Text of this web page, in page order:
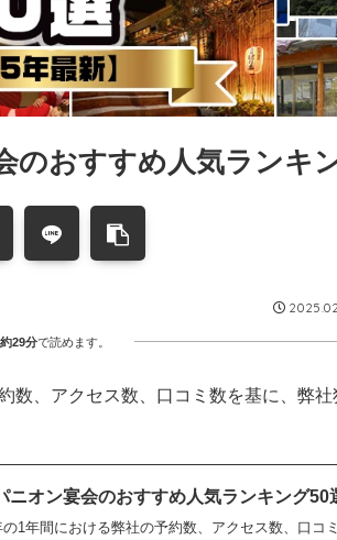
のおすすめ人気ランキ
約29分で読めます。
数、アクセス数、口コミ数を基に、弊
ニオン宴会のおすすめ人気ランキング50
1年間における弊社の予約数、アクセス数、口コ